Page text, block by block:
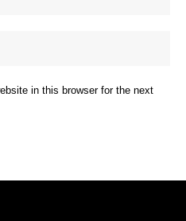
in this browser for the next